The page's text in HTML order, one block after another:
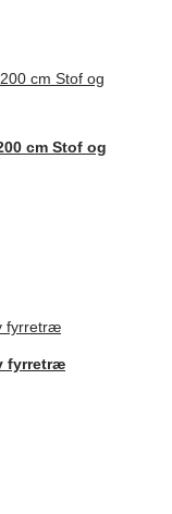
cm Stof og
fyrretræ